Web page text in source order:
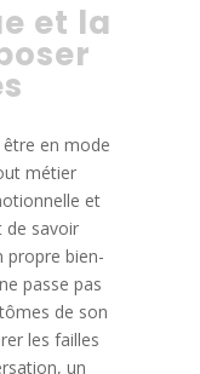
et la
en mode
métier
et
de savoir
propre bien-
passe pas
de son
les failles
un